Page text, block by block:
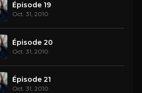
Épisode 19
Oct. 31, 2010
Épisode 20
Oct. 31, 2010
Épisode 21
Oct. 31, 2010